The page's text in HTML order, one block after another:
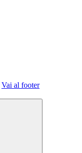
Vai al footer